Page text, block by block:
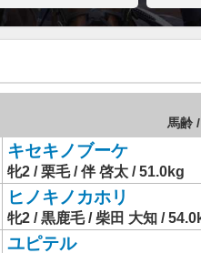
馬齢
キセキノブーケ
牝2 / 栗毛 / 伴 啓太 / 51.0kg
ヒノキノカホリ
牝2 / 黒鹿毛 / 柴田 大知 /
ユピテル